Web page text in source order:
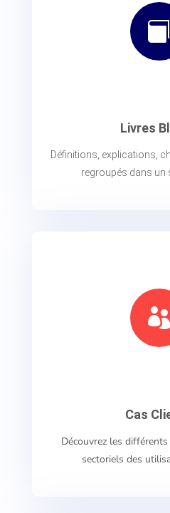

Livres
Définitions, explications,
regroupés dans un

Cas
Découvrez les
sectoriels des